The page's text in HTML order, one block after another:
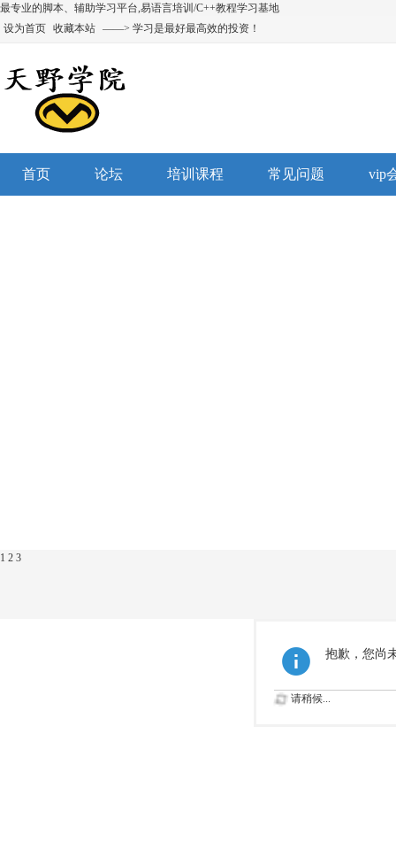
最专业的脚本、辅助学习平台,易语言培训/C++教程学习基地
设为首页 收藏本站 ——> 学习是最好最高效的投资！
首页 论坛 培训课程 常见问题 vip
1 2 3
抱歉，您尚
请稍候...